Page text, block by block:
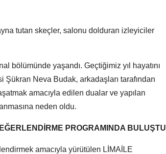
tutan skeçler, salonu dolduran izleyiciler
bölümünde yaşandı. Geçtiğimiz yıl hayatını
Neva Budak, arkadaşları tarafından
amacıyla edilen dualar ve yapılan
neden oldu.
PROGRAMINDA BULUŞTU
amacıyla yürütülen LİMAİLE